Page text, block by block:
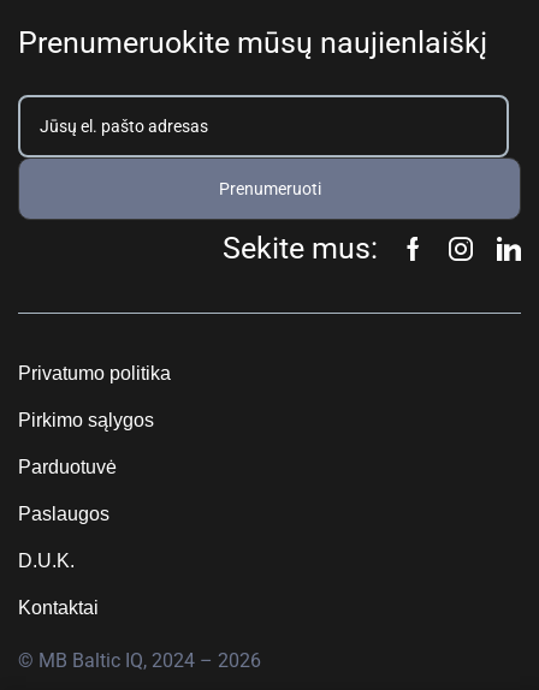
Prenumeruokite mūsų naujienlaiškį
Prenumeruoti
Sekite mus:
Privatumo politika
Pirkimo sąlygos
Parduotuvė
Paslaugos
D.U.K.
Kontaktai
© MB Baltic IQ, 2024 – 2026